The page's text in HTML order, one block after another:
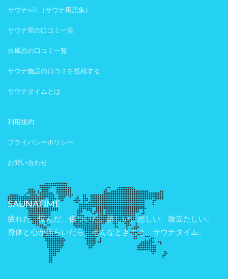
サウナwiki（サウナ用語集）
サウナ室の口コミ一覧
水風呂の口コミ一覧
サウナ施設の口コミを投稿する
サウナタイムとは
利用規約
プライバシーポリシー
お問い合わせ
SAUNATIME
疲れた、悩んだ、傷ついた。嬉しい、悲しい、腹立たしい。
身体と心が揺らいだら、そんなときこそ、サウナタイム。